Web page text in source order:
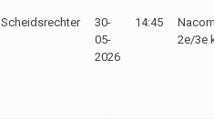
Scheidsrechter
30-
05-
2026
14:45
2e/3e